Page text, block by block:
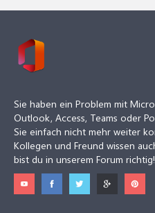
Sie haben ein Problem mit
Outlook, Access, Teams oder
Sie einfach nicht mehr weiter
Kollegen und Freund wissen
bist du in unserem Forum richtig!